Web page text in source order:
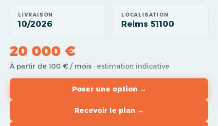
LIVRAISON
10/2026
LOCALISATION
Reims 51100
20 000 €
À partir de 100 € / mois · estimation indicative
Poser une option →
Recevoir le plan →